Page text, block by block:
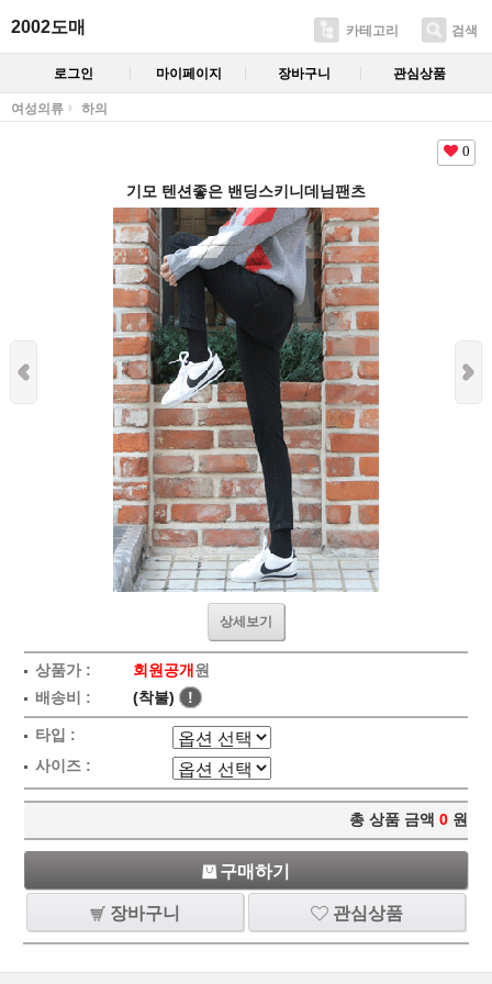
2002도매 카테고리 검색
로그인 마이페이지 장바구니 관심상품
여성의류 하의
0
기모 텐션좋은 밴딩스키니데님팬츠
상세보기
상품가 : 회원공개원
배송비 :
(착불) !
타입 :
사이즈 :
총 상품 금액 0 원
구매하기
장바구니 관심상품